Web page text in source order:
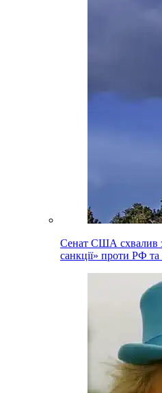
Сенат США схвалив
санкції» проти РФ та